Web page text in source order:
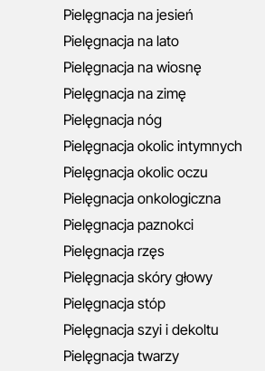
Pielęgnacja na jesień
Pielęgnacja na lato
Pielęgnacja na wiosnę
Pielęgnacja na zimę
Pielęgnacja nóg
Pielęgnacja okolic intymnych
Pielęgnacja okolic oczu
Pielęgnacja onkologiczna
Pielęgnacja paznokci
Pielęgnacja rzęs
Pielęgnacja skóry głowy
Pielęgnacja stóp
Pielęgnacja szyi i dekoltu
Pielęgnacja twarzy